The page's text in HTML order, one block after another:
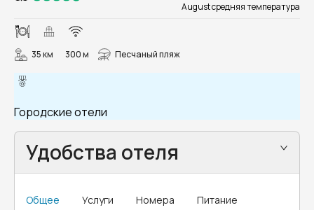
August средняя температура
35 км 300 м Песчаный пляж
Городские отели
Удобства отеля
Общее Услуги Номера Питание